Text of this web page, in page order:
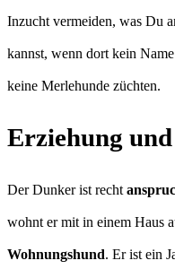
Inzucht vermeiden, was Du
kannst, wenn dort kein
keine Merlehunde züchten.
Erziehung
Der Dunker ist recht
wohnt er mit in einem Haus
Wohnungshund. Er ist ein